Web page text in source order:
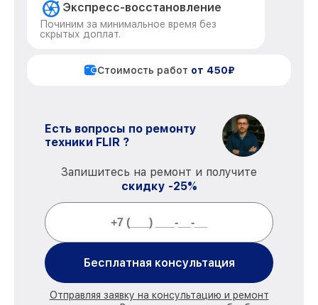
Экспресс-восстановление
Починим за минимальное время без
скрытых доплат.
Стоимость работ от 450₽
Есть вопросы по ремонту
техники FLIR ?
Запишитесь на ремонт и получите
скидку -25%
Бесплатная консультация
Отправляя заявку на консультацию и ремонт